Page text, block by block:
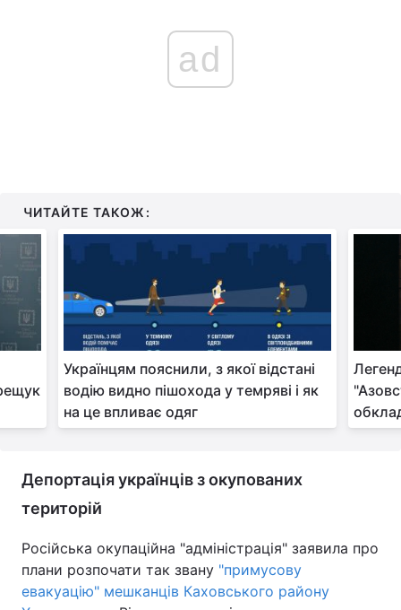
ad
ЧИТАЙТЕ ТАКОЖ:
Українцям пояснили, з якої відстані
водію видно пішохода у темряві і як
на це впливає одяг
Депортація українців з окупованих
територій
Російська окупаційна "адміністрація" заявила про
плани розпочати так звану "примусову
евакуацію" мешканців Каховського району